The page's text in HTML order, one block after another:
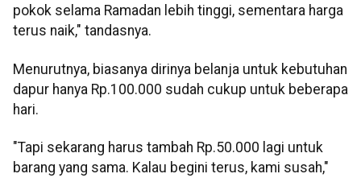
pokok selama Ramadan lebih tinggi, sementara harga
terus naik," tandasnya.
Menurutnya, biasanya dirinya belanja untuk kebutuhan
dapur hanya Rp.100.000 sudah cukup untuk beberapa
hari.
"Tapi sekarang harus tambah Rp.50.000 lagi untuk
barang yang sama. Kalau begini terus, kami susah,"